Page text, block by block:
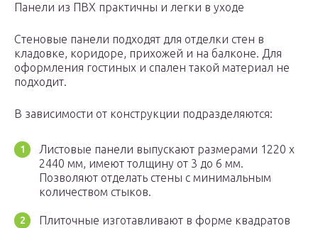
Панели из ПВХ практичны и легки в уходе
Стеновые панели подходят для отделки стен в
кладовке, коридоре, прихожей и на балконе. Для
оформления гостиных и спален такой материал не
подходит.
В зависимости от конструкции подразделяются:
Листовые панели выпускают размерами 1220 х
2440 мм, имеют толщину от 3 до 6 мм.
Позволяют отделать стены с минимальным
количеством стыков.
Плиточные изготавливают в форме квадратов